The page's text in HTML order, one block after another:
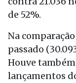
de 52%.
Na
passado
Houve
lançamentos